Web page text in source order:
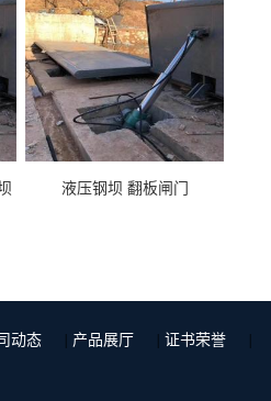
液压钢坝 翻板闸门
动态 产品展厅 证书荣誉